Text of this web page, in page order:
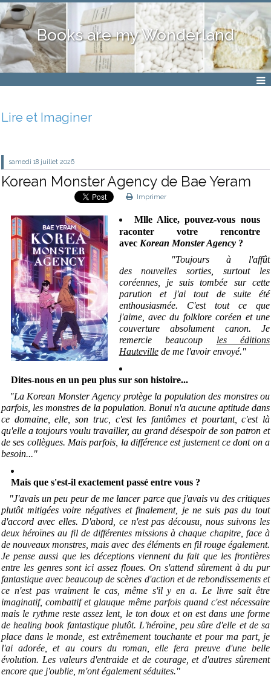
Books are my Wonderland
Lire et Imaginer
samedi 18 juillet 2026
Korean Monster Agency de Bae Yeram
Imprimer
Mlle Alice, pouvez-vous nous
raconter votre rencontre
avec Korean Monster Agency ?
"Toujours à l'affût
desnouvelles sorties, surtout les
coréennes, je suis tombée sur cette
parution et j'ai tout de suite été
enthousiasmée. C'est tout ce que
j'aime, avec du folklore coréen et une
couverture absolument canon. Je
remercie beaucoup les éditions
Hautevillede me l'avoir envoyé."
Dites-nous en un peu plus sur son histoire...
"La Korean Monster Agency protège la population des monstres ou
parfois, les monstres de la population. Bonui n'a aucune aptitude dans
ce domaine, elle, son truc, c'est lesfantômes et pourtant, c'est là
qu'elle a toujours voulu travailler, au grand désespoirde son patron et
de ses collègues. Mais parfois, la différence est justementce dont on a
besoin..."
Mais que s'est-il exactement passé entre vous ?
"J'avais un peu peur de me lancer parce que j'avais vu des critiques
plutôt mitigées voire négatives et finalement, je ne suis pas du tout
d'accord avec elles. D'abord, ce n'est pas décousu, nous suivons les
deux héroïnes au fil de différentes missions à chaque chapitre, face à
de nouveaux monstres, mais avec des éléments en fil rouge également.
Je pense aussi que les déceptions viennent du fait que les frontières
entre les genres sont ici assez floues. On s'attend sûrementà du pur
fantastique avec beaucoup de scènes d'action et de rebondissements et
ce n'est pas vraiment le cas, même s'il y en a. Le livre sait être
imaginatif, combattif et glauque même parfois quand c'est nécessaire
mais le rythme reste assez lent, le ton doux et on est dans une forme
de healing book fantastique plutôt. L'héroïne, peu sûre d'elle et de sa
place dans le monde, est extrêmement touchante et pour ma part, je
l'ai adorée, et au cours du roman, elle fera preuve d'une belle
évolution. Les valeurs d'entraide et de courage, et d'autres sûrement
encore que j'oublie, m'ont également séduites."